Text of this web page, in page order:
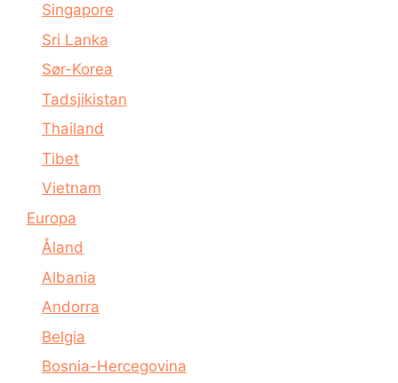
Singapore
Sri Lanka
Sør-Korea
Tadsjikistan
Thailand
Tibet
Vietnam
Europa
Åland
Albania
Andorra
Belgia
Bosnia-Hercegovina